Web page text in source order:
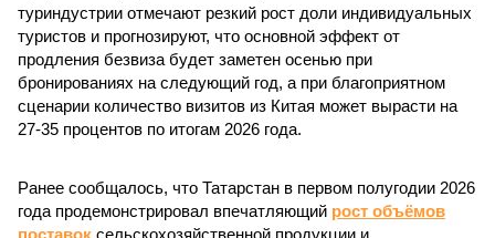
туриндустрии отмечают резкий рост доли индивидуальных
туристов и прогнозируют, что основной эффект от
продления безвиза будет заметен осенью при
бронированиях на следующий год, а при благоприятном
сценарии количество визитов из Китая может вырасти на
27-35 процентов по итогам 2026 года.
Ранее сообщалось, что Татарстан в первом полугодии 2026
года продемонстрировал впечатляющий рост объёмов
поставок сельскохозяйственной продукции и